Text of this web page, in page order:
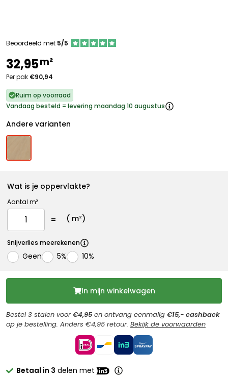
Beoordeeld met 5/5
32,95m²
Per pak €90,94
Ruim op voorraad
Vandaag besteld = levering maandag 10 augustus
Andere varianten
Wat is je oppervlakte?
Aantal m²
( m²)
Snijverlies meerekenen
Geen 5% 10%
In mijn winkelwagen
Bestel 3 stalen voor €4,95 en ontvang eenmalig €15,- cashback
op je bestelling. Anders €4,95 retour. Bekijk de voorwaarden
Betaal in 3 delen met